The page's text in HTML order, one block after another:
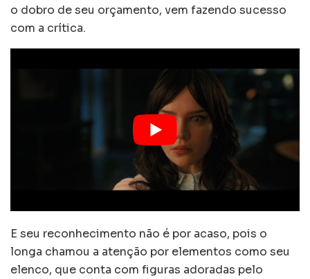
o dobro de seu orçamento, vem fazendo sucesso
com a crítica.
E seu reconhecimento não é por acaso, pois o
longa chamou a atenção por elementos como seu
elenco, que conta com figuras adoradas pelo